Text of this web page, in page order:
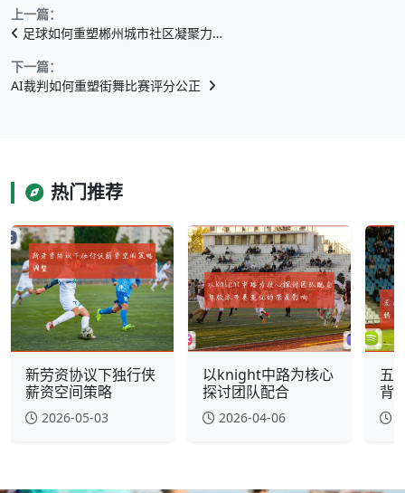
上一篇：
足球如何重塑郴州城市社区凝聚力…
下一篇：
AI裁判如何重塑街舞比赛评分公正
热门推荐
新劳资协议下独行侠
薪资空间策略
2026-05-03
以knight中路为核心
探讨团队配合
2026-04-06
五
背